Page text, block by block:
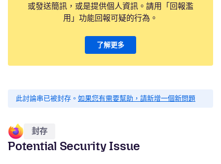
或發送簡訊，或是提供個人資訊。請用「回報濫
用」功能回報可疑的行為。
了解更多
此討論串已被封存。 如果您有需要幫助，請新增一個新問題
封存
Potential Security Issue